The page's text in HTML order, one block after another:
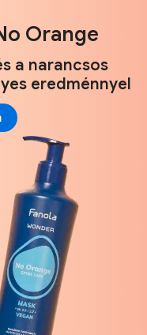
Orange
a narancsos
eredménnyel